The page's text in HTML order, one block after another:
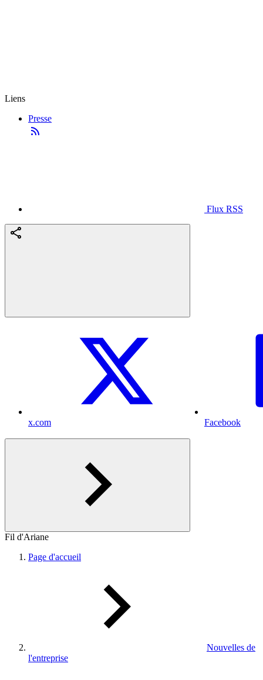
Liens
Presse
Flux RSS
x.com Facebook
Fil d'Ariane
Page d'accueil
Nouvelles de
l'entreprise